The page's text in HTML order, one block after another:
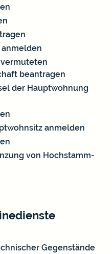
anmelden
beantragen
der Hauptwohnung
anmelden
von Hochstamm-
Gegenstände